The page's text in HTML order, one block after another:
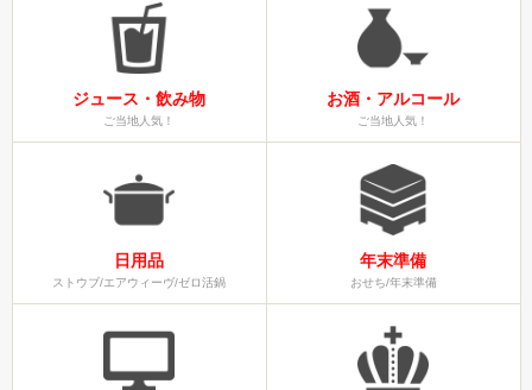
ジュース・飲み物
ご当地人気！
お酒・アルコール
ご当地人気！
日用品
ストウブ/エアウィーヴ/ゼロ活鍋
年末準備
おせち/年末準備